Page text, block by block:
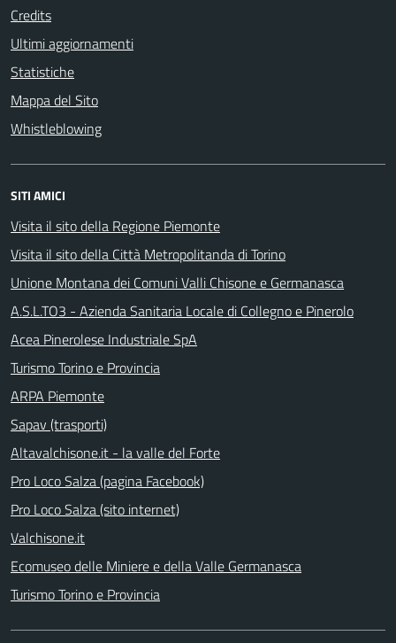
Credits
Ultimi aggiornamenti
Statistiche
Mappa del Sito
Whistleblowing
SITI AMICI
Visita il sito della Regione Piemonte
Visita il sito della Città Metropolitanda di Torino
Unione Montana dei Comuni Valli Chisone e Germanasca
A.S.L.TO3 - Azienda Sanitaria Locale di Collegno e Pinerolo
Acea Pinerolese Industriale SpA
Turismo Torino e Provincia
ARPA Piemonte
Sapav (trasporti)
Altavalchisone.it - la valle del Forte
Pro Loco Salza (pagina Facebook)
Pro Loco Salza (sito internet)
Valchisone.it
Ecomuseo delle Miniere e della Valle Germanasca
Turismo Torino e Provincia